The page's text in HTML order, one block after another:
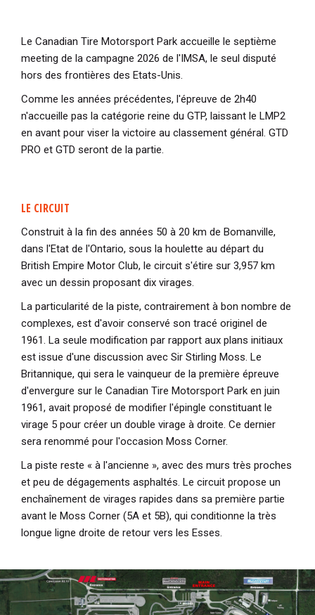
Le Canadian Tire Motorsport Park accueille le septième
meeting de la campagne 2026 de l'IMSA, le seul disputé
hors des frontières des Etats-Unis.
Comme les années précédentes, l'épreuve de 2h40
n'accueille pas la catégorie reine du GTP, laissant le LMP2
en avant pour viser la victoire au classement général. GTD
PRO et GTD seront de la partie.
LE CIRCUIT
Construit à la fin des années 50 à 20 km de Bomanville,
dans l'Etat de l'Ontario, sous la houlette au départ du
British Empire Motor Club, le circuit s'étire sur 3,957 km
avec un dessin proposant dix virages.
La particularité de la piste, contrairement à bon nombre de
complexes, est d'avoir conservé son tracé originel de
1961. La seule modification par rapport aux plans initiaux
est issue d'une discussion avec Sir Stirling Moss. Le
Britannique, qui sera le vainqueur de la première épreuve
d'envergure sur le Canadian Tire Motorsport Park en juin
1961, avait proposé de modifier l'épingle constituant le
virage 5 pour créer un double virage à droite. Ce dernier
sera renommé pour l'occasion Moss Corner.
La piste reste « à l'ancienne », avec des murs très proches
et peu de dégagements asphaltés. Le circuit propose un
enchaînement de virages rapides dans sa première partie
avant le Moss Corner (5A et 5B), qui conditionne la très
longue ligne droite de retour vers les Esses.